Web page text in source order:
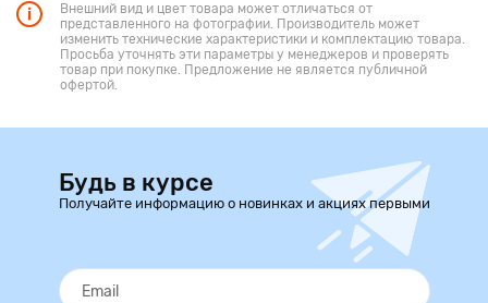
Внешний вид и цвет товара может отличаться от
представленного на фотографии. Производитель может
изменить технические характеристики и комплектацию товара.
Просьба уточнять эти параметры у менеджеров и проверять
товар при покупке. Предложение не является публичной
офертой.
Будь в курсе
Получайте информацию о новинках и акциях первыми